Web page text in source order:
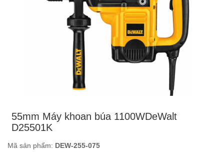
55mm Máy khoan búa 1100WDeWalt
D25501K
Mã sản phẩm: DEW-255-075